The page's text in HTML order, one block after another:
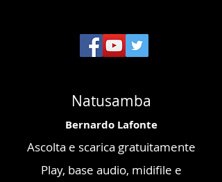
Natusamba
Bernardo Lafonte
Ascolta e scarica gratuitamente
Play, base audio, midifile e